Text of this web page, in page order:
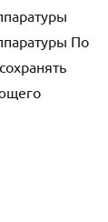
По